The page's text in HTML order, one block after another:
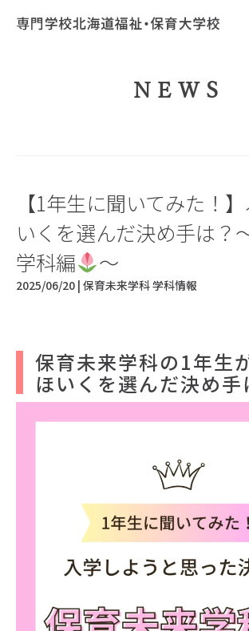
NEWS
【1年生に聞いてみた！
いくを選んだ決め手は？
学科編
～
2025/06/20 | 保育未来学科学科情報
保育未来学科の1年生
ほいくを選んだ決め手